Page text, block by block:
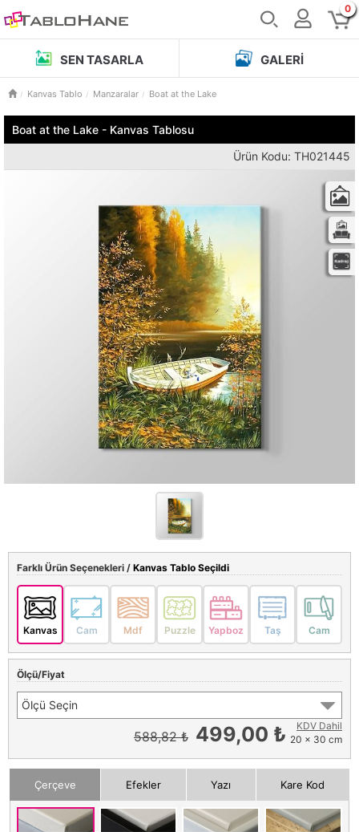
0
SEN TASARLA GALERI
Kanvas Tablo Manzaralar Boat at the Lake
Boat at the Lake - Kanvas Tablosu
Ürün Kodu: TH021445
Farklı Ürün Seçenekleri / Kanvas Tablo Seçildi
Kanvas Cam Mdf Puzzle Yapboz Taş Cam
Ölçü/Fiyat
Ölçü Seçin
588,82 ₺ 499,00 ₺
KDV Dahil
20 x 30 cm
Çerçeve Efekler Yazı Kare Kod